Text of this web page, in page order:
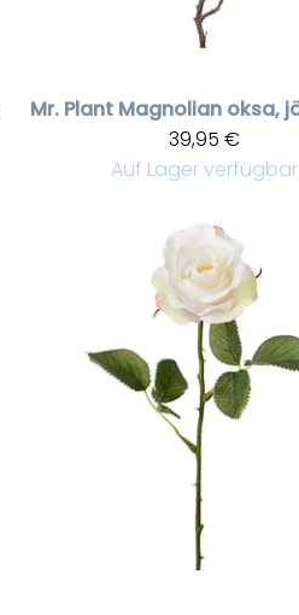
Mr. Plant
39,95 €
Auf Lager verfügbar